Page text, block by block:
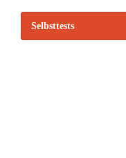
Selbsttests